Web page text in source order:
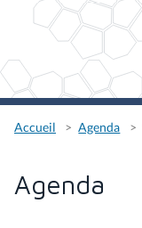
Accueil Agenda
Agenda